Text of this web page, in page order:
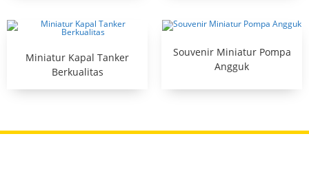
Miniatur Kapal Tanker
Berkualitas
Souvenir Miniatur Pompa
Angguk